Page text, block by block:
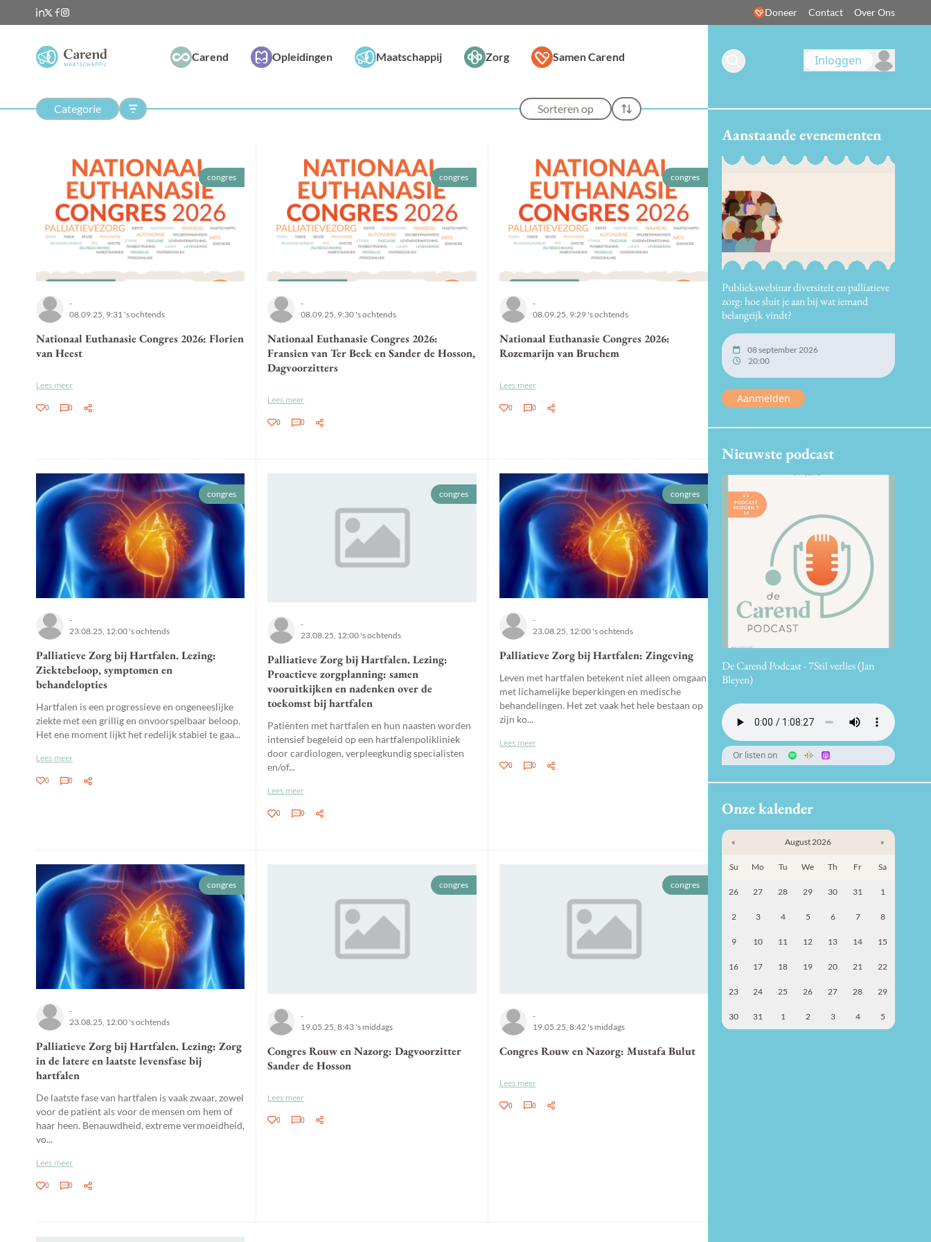
Doneer Contact Over Ons
Carend Opleidingen Maatschappij Zorg Samen Carend
Categorie Sorteren op
congres
-
08.09.25, 9:31 's ochtends
Nationaal Euthanasie Congres 2026: Florien
van Heest
Lees meer
0 0
congres
-
08.09.25, 9:30 's ochtends
Nationaal Euthanasie Congres 2026:
Fransien van Ter Beek en Sander de Hosson,
Dagvoorzitters
Lees meer
0 0
congres
-
08.09.25, 9:29 's ochtends
Nationaal Euthanasie Congres 2026:
Rozemarijn van Bruchem
Lees meer
0 0
congres
-
23.08.25, 12:00 's ochtends
Palliatieve Zorg bij Hartfalen. Lezing:
Ziektebeloop, symptomen en
behandelopties
Hartfalen is een progressieve en ongeneeslijke
ziekte met een grillig en onvoorspelbaar beloop.
Het ene moment lijkt het redelijk stabiel te gaa...
Lees meer
0 0
congres
-
23.08.25, 12:00 's ochtends
Palliatieve Zorg bij Hartfalen. Lezing:
Proactieve zorgplanning: samen
vooruitkijken en nadenken over de
toekomst bij hartfalen
Patiënten met hartfalen en hun naasten worden
intensief begeleid op een hartfalenpolikliniek
door cardiologen, verpleegkundig specialisten
en/of...
Lees meer
0 0
congres
-
23.08.25, 12:00 's ochtends
Palliatieve Zorg bij Hartfalen: Zingeving
Leven met hartfalen betekent niet alleen omgaan
met lichamelijke beperkingen en medische
behandelingen. Het zet vaak het hele bestaan op
zijn ko...
Lees meer
0 0
congres
-
23.08.25, 12:00 's ochtends
Palliatieve Zorg bij Hartfalen. Lezing: Zorg
in de latere en laatste levensfase bij
hartfalen
De laatste fase van hartfalen is vaak zwaar, zowel
voor de patiënt als voor de mensen om hem of
haar heen. Benauwdheid, extreme vermoeidheid,
vo...
Lees meer
0 0
congres
-
19.05.25, 8:43 's middags
Congres Rouw en Nazorg: Dagvoorzitter
Sander de Hosson
Lees meer
0 0
congres
-
19.05.25, 8:42 's middags
Congres Rouw en Nazorg: Mustafa Bulut
Lees meer
0 0
Inloggen
Aanstaande evenementen
Publiekswebinar diversiteit en palliatieve
zorg: hoe sluit je aan bij wat iemand
belangrijk vindt?
08 september 2026
20:00
Aanmelden
Nieuwste podcast
De Carend Podcast - 7Stil verlies (Jan
Bleyen)
Or listen on
Onze kalender
« August 2026 »
Su Mo Tu We Th Fr Sa
26 27 28 29 30 31 1
2 3 4 5 6 7 8
9 10 11 12 13 14 15
16 17 18 19 20 21 22
23 24 25 26 27 28 29
30 31 1 2 3 4 5